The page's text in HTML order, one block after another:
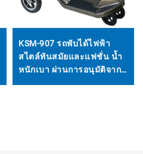
KSM-907 รถพับได้ไฟฟ้า
สไตล์ทันสมัยและแฟชั่น น้ำ
หนักเบา ผ่านการอนุมัติจาก